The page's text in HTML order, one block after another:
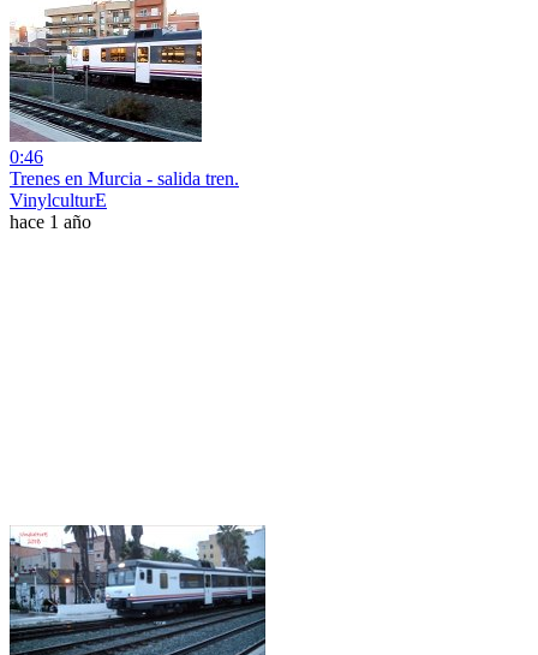
0:46
Trenes en Murcia - salida tren.
VinylculturE
hace 1 año